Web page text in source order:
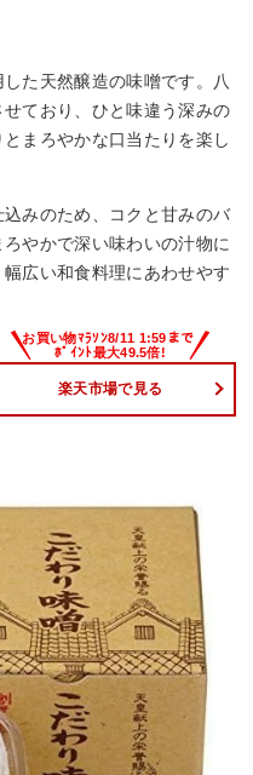
た天然醸造の味噌です。八
ており、ひと味違う深みの
まろやかな口当たりを楽し
みのため、コクと甘みのバ
やかで深い味わいの汁物に
広い和食料理にあわせやす
楽天市場で見る